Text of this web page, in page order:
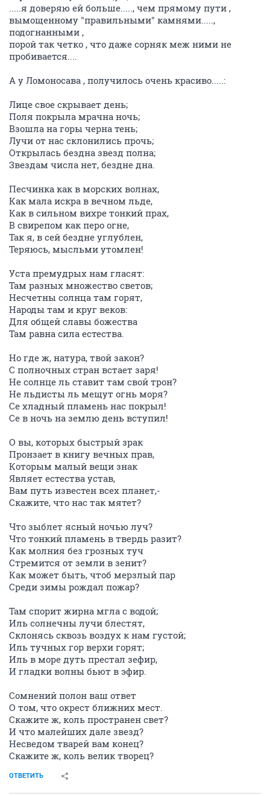
.....я доверяю ей больше....., чем прямому пути ,
вымощенному "правильными" камнями.....,
подогнанными ,
порой так четко , что даже сорняк меж ними не
пробивается....
А у Ломоносава , получилось очень красиво.....:
Лице свое скрывает день;
Поля покрыла мрачна ночь;
Взошла на горы черна тень;
Лучи от нас склонились прочь;
Открылась бездна звезд полна;
Звездам числа нет, бездне дна.
Песчинка как в морских волнах,
Как мала искра в вечном льде,
Как в сильном вихре тонкий прах,
В свирепом как перо огне,
Так я, в сей бездне углублен,
Теряюсь, мысльми утомлен!
Уста премудрых нам гласят:
Там разных множество светов;
Несчетны солнца там горят,
Народы там и круг веков:
Для общей славы божества
Там равна сила естества.
Но где ж, натура, твой закон?
С полночных стран встает заря!
Не солнце ль ставит там свой трон?
Не льдисты ль мещут огнь моря?
Се хладный пламень нас покрыл!
Се в ночь на землю день вступил!
О вы, которых быстрый зрак
Пронзает в книгу вечных прав,
Которым малый вещи знак
Являет естества устав,
Вам путь известен всех планет,-
Скажите, что нас так мятет?
Что зыблет ясный ночью луч?
Что тонкий пламень в твердь разит?
Как молния без грозных туч
Стремится от земли в зенит?
Как может быть, чтоб мерзлый пар
Среди зимы рождал пожар?
Там спорит жирна мгла с водой;
Иль солнечны лучи блестят,
Склонясь сквозь воздух к нам густой;
Иль тучных гор верхи горят;
Иль в море дуть престал зефир,
И гладки волны бьют в эфир.
Сомнений полон ваш ответ
О том, что окрест ближних мест.
Скажите ж, коль пространен свет?
И что малейших дале звезд?
Несведом тварей вам конец?
Скажите ж, коль велик творец?
ОТВЕТИТЬ